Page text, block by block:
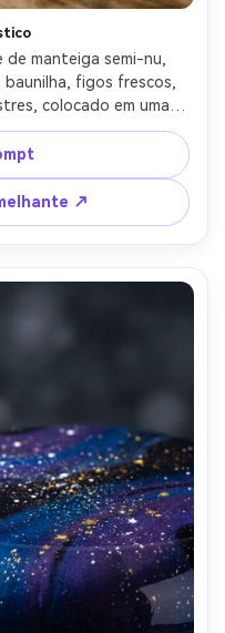
manteiga semi-nu,
figos frescos,
colocado em uma
de linho, luz quente
5D Mark IV, 85mm,
de cores
vibe de sobremesa de
AR 4:5
↗